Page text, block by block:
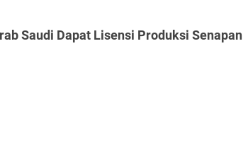
Saudi Dapat Lisensi Produksi Senapan